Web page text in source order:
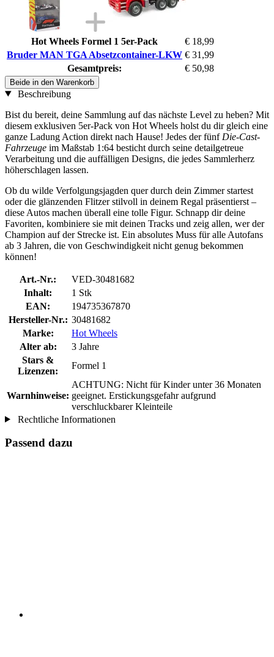
Hot Wheels Formel 1 5er-Pack
€ 18,99
Bruder MAN TGA Absetzcontainer-LKW € 31,99
Gesamtpreis:
€ 50,98
Beide in den Warenkorb
Beschreibung
Bist du bereit, deine Sammlung auf das nächste Level zu heben? Mit
diesem exklusiven 5er-Pack von Hot Wheels holst du dir gleich eine
ganze Ladung Action direkt nach Hause! Jedes der fünf Die-Cast-
Fahrzeuge im Maßstab 1:64 besticht durch seine detailgetreue
Verarbeitung und die auffälligen Designs, die jedes Sammlerherz
höherschlagen lassen.
Ob du wilde Verfolgungsjagden quer durch dein Zimmer startest
oder die glänzenden Flitzer stilvoll in deinem Regal präsentierst –
diese Autos machen überall eine tolle Figur. Schnapp dir deine
Favoriten, kombiniere sie mit deinen Tracks und zeig allen, wer der
Champion auf der Strecke ist. Ein absolutes Muss für alle Autofans
ab 3 Jahren, die von Geschwindigkeit nicht genug bekommen
können!
Art.-Nr.:
VED-30481682
Inhalt:
1 Stk
EAN:
194735367870
Hersteller-Nr.: 30481682
Marke:
Hot Wheels
Alter ab:
3 Jahre
Stars &
Lizenzen:
Formel 1
Warnhinweise:
ACHTUNG: Nicht für Kinder unter 36 Monaten
geeignet. Erstickungsgefahr aufgrund
verschluckbarer Kleinteile
Rechtliche Informationen
Passend dazu